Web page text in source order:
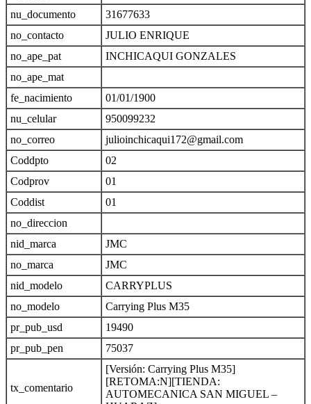
nu_documento
31677633
no_contacto
JULIO ENRIQUE
no_ape_pat
INCHICAQUI GONZALES
no_ape_mat
fe_nacimiento
01/01/1900
nu_celular
950099232
no_correo
julioinchicaqui172@gmail.com
Coddpto
02
Codprov
01
Coddist
01
no_direccion
nid_marca
JMC
no_marca
JMC
nid_modelo
CARRYPLUS
no_modelo
Carrying Plus M35
pr_pub_usd
19490
pr_pub_pen
75037
tx_comentario
[Versión: Carrying Plus M35]
[RETOMA:N][TIENDA:
AUTOMECANICA SAN MIGUEL –